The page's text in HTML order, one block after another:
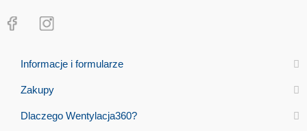
Informacje i formularze
Zakupy
Dlaczego Wentylacja360?